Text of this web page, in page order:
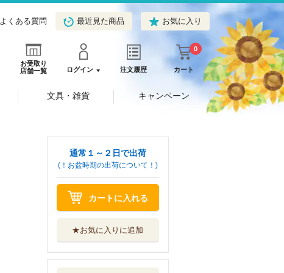
よくある質問 最近見た商品 お気に入り
お受取り
店舗一覧
ログイン 注文履歴 カート
0
文具・雑貨 キャンペーン
通常１～２日で出荷
(！お盆時期の出荷について！)
カートに入れる
★お気に入りに追加